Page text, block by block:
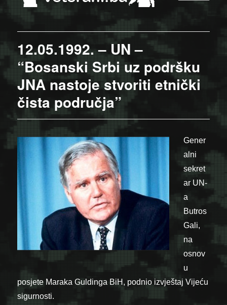
12.05.1992. – UN –
“Bosanski Srbi uz podršku
JNA nastoje stvoriti etnički
čista područja”
Gener
alni
sekret
ar UN-
a
Butros
Gali,
na
osnov
u
posjete Maraka Guldinga BiH, podnio izvještaj Vijeću
sigurnosti.